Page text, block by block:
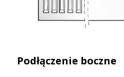
Podłączenie boczne